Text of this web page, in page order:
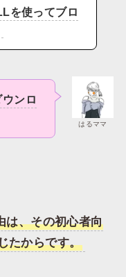
を使ってブロ
はるママ
ンロ
は、その初心者向
たからです。